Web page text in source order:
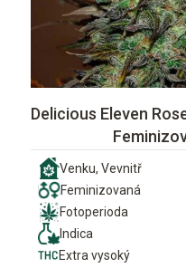
Delicious Eleven
Venku, Vevnitř
Feminizovaná
Fotoperioda
Indica
Extra vysoký